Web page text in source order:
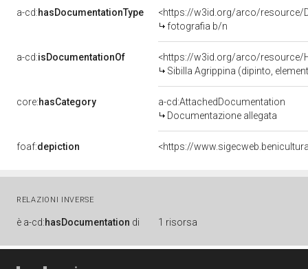
a-cd:hasDocumentationType
<https://w3id.org/arco/resource/
fotografia b/n
a-cd:isDocumentationOf
<https://w3id.org/arco/resource/
Sibilla Agrippina (dipinto,
core:hasCategory
a-cd:AttachedDocumentation
Documentazione allegata
foaf:depiction <https://
RELAZIONI INVERSE
è a-cd:hasDocumentation di 1 risorsa